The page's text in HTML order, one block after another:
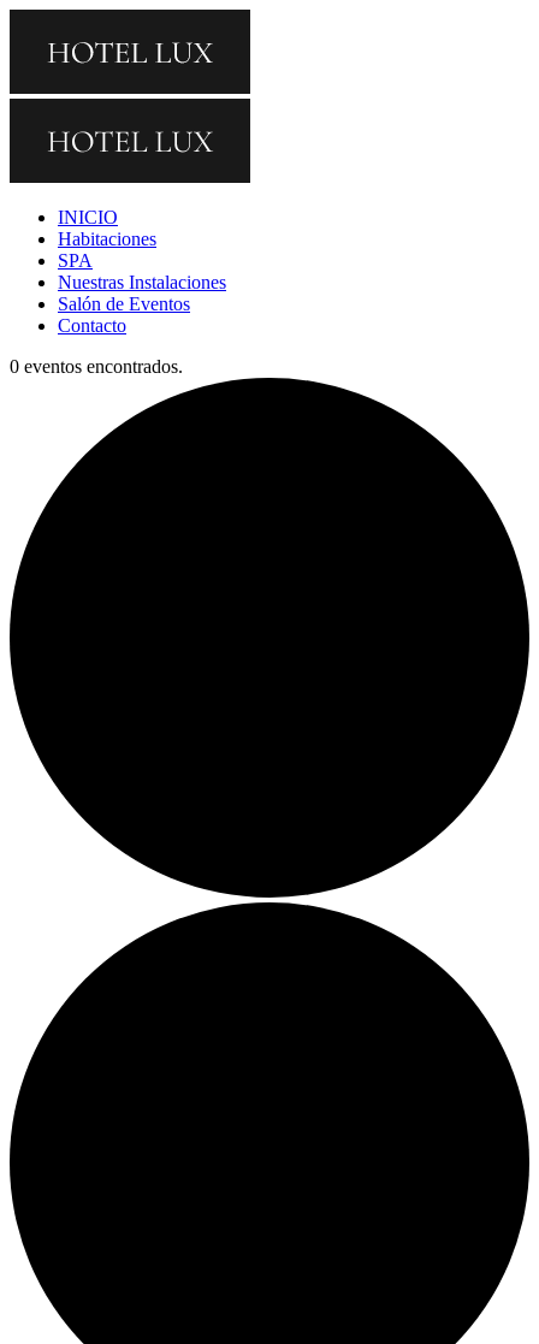
INICIO
Habitaciones
SPA
Nuestras Instalaciones
Salón de Eventos
Contacto
0 eventos encontrados.